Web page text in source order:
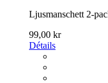
Ljusmanschett 2-
99,00 kr
Détails